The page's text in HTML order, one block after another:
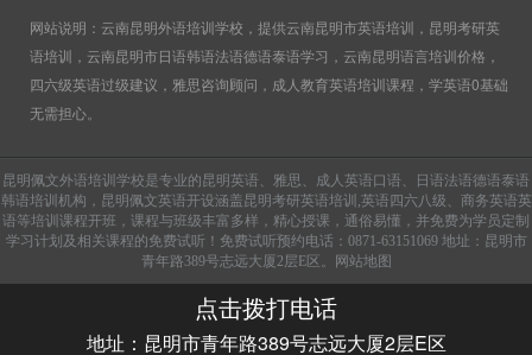
网站说明：云南昆明外语培训学校，提供云南昆明市英语培训，昆明考研英
语培训，云南昆明市日语韩语法语德语泰语学习，云南昆明语言培训价格，
四六级英语过级建议，雅思咨询顾问，成人教育英语培训课程，学英语0基础
无需担心。
昆明佩文外语培训学校是专业的昆明英语、雅思、成人英语口语、日语法语德语泰语
韩语培训机构，昆明佩文英语开设涵盖昆明考研英语培训,英语四六八级、商务英语英
语等培训课程开班，课程与班级丰富多样，精心授课，通俗易懂，并免费为学员定制
学习计划及相关课程的免费试听！免费试听预约电话：0871-63151069 地址：昆明市
青年路389号志远大厦2层E区。
网站地图
点击拨打电话
地址：昆明市青年路389号志远大厦2层E区